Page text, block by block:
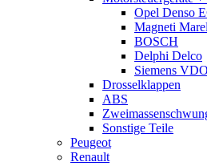
Opel Denso
Magneti
BOSCH
Delphi Delco
Siemens VDO
Drosselklappen
ABS
Sonstige Teile
Peugeot
Renault